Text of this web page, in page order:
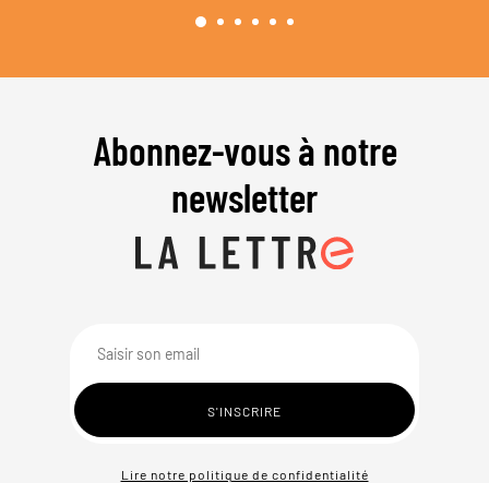
Abonnez-vous à notre
newsletter
Lire notre politique de confidentialité